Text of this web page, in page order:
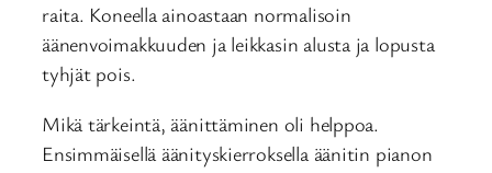
raita. Koneella ainoastaan normalisoin
äänenvoimakkuuden ja leikkasin alusta ja lopusta
tyhjät pois.
Mikä tärkeintä, äänittäminen oli helppoa.
Ensimmäisellä äänityskierroksella äänitin pianon